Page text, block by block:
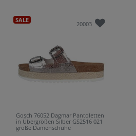
SALE 20003
Gosch 76052 Dagmar Pantoletten
in Übergrößen Silber GS2516 021
große Damenschuhe